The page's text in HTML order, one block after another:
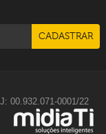
00.932.071-0001/22